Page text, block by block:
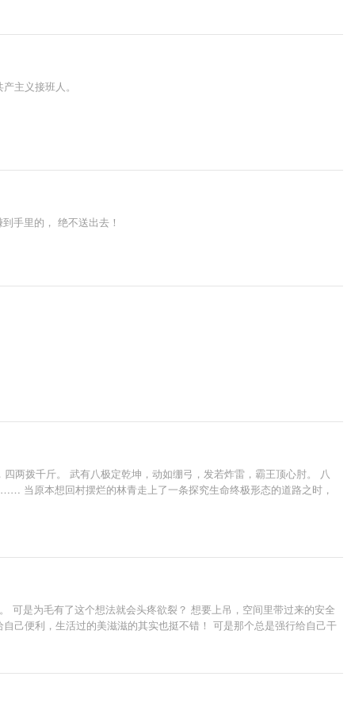
主义接班人。
手里的， 绝不送出去！
两拨千斤。 武有八极定乾坤，动如绷弓，发若炸雷，霸王顶心肘。 八
当原本想回村摆烂的林青走上了一条探究生命终极形态的道路之时，
可是为毛有了这个想法就会头疼欲裂？ 想要上吊，空间里带过来的安全
己便利，生活过的美滋滋的其实也挺不错！ 可是那个总是强行给自己干